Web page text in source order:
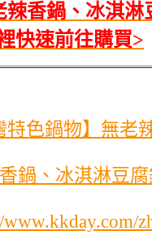
香鍋、冰淇淋
快速前往購買>
鍋物】無老
鍋、冰淇淋豆
www.kkday.com/